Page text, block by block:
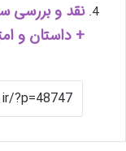
+ داستان و